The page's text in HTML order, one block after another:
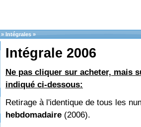
» Intégrales »
Intégrale 2006
Ne pas cliquer sur acheter, mais
indiqué ci-dessous:
Retirage à l'identique de tous les
hebdomadaire (2006).